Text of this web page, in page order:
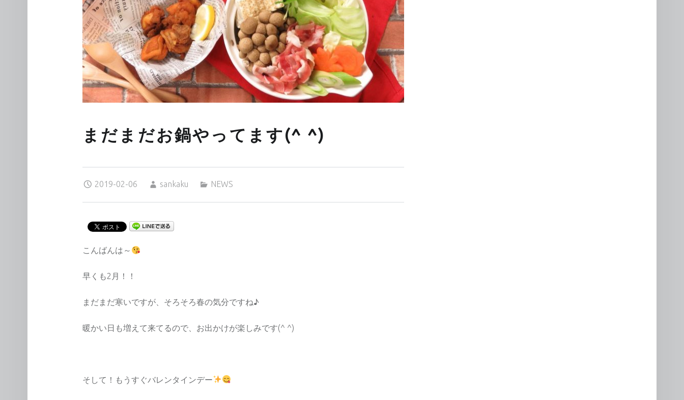
まだまだお鍋やってます(^ ^)
2019-02-06
sankaku
NEWS
こんばんは～
早くも2月！！
まだまだ寒いですが、そろそろ春の気分ですね♪
暖かい日も増えて来てるので、お出かけが楽しみです(^ ^)
そして！もうすぐバレンタインデー